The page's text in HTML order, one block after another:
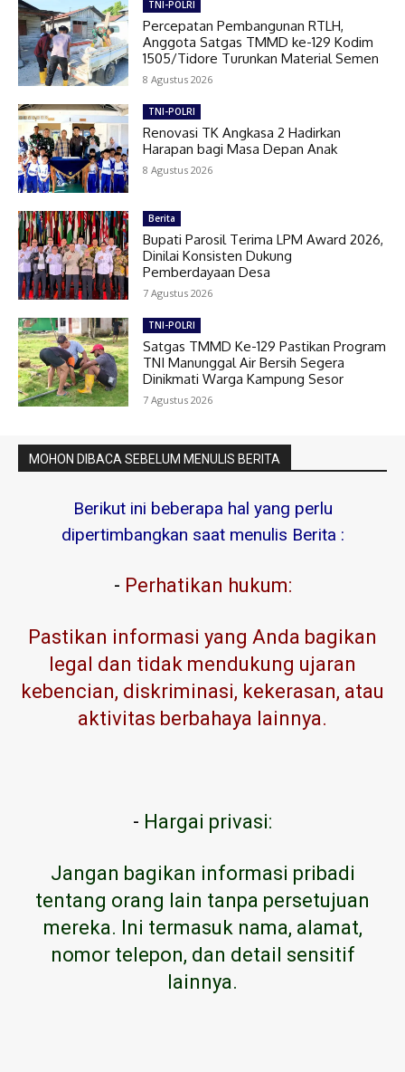
TNI-POLRI
Percepatan Pembangunan RTLH,
Anggota Satgas TMMD ke-129 Kodim
1505/Tidore Turunkan Material Semen
8 Agustus 2026
TNI-POLRI
Renovasi TK Angkasa 2 Hadirkan
Harapan bagi Masa Depan Anak
8 Agustus 2026
Berita
Bupati Parosil Terima LPM Award 2026,
Dinilai Konsisten Dukung
Pemberdayaan Desa
7 Agustus 2026
TNI-POLRI
Satgas TMMD Ke-129 Pastikan Program
TNI Manunggal Air Bersih Segera
Dinikmati Warga Kampung Sesor
7 Agustus 2026
MOHON DIBACA SEBELUM MENULIS BERITA
Berikut ini beberapa hal yang perlu
dipertimbangkan saat menulis Berita :
- Perhatikan hukum:
Pastikan informasi yang Anda bagikan
legal dan tidak mendukung ujaran
kebencian, diskriminasi, kekerasan, atau
aktivitas berbahaya lainnya.
- Hargai privasi:
Jangan bagikan informasi pribadi
tentang orang lain tanpa persetujuan
mereka. Ini termasuk nama, alamat,
nomor telepon, dan detail sensitif
lainnya.